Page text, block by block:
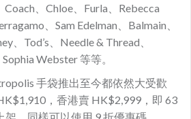
、Chloe、Furla、Rebecca
、Sam Edelman、Balmain、
、Tod’s、Needle & Thread、
Webster 等等。
手袋推出至今都依然大受歡
，香港賣 HK$2,999，即 63
，同樣可以使用 9 折優惠碼。